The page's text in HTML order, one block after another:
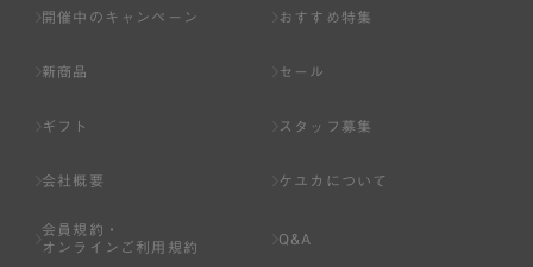
ページへの入力、または弊社が別途指定する方法に従って
基づき判断した場合は、弊社は、その登録を取り消すこと
のいずれかの事由に該当する場合は、その登録を拒否し、
または事前に通知することなく一旦なされた登録を取り消
開催中のキャンペーン おすすめ特集
新商品 セール
ギフト スタッフ募集
会社概要 ケユカについて
会員規約・
オンラインご利用規約
Q&A